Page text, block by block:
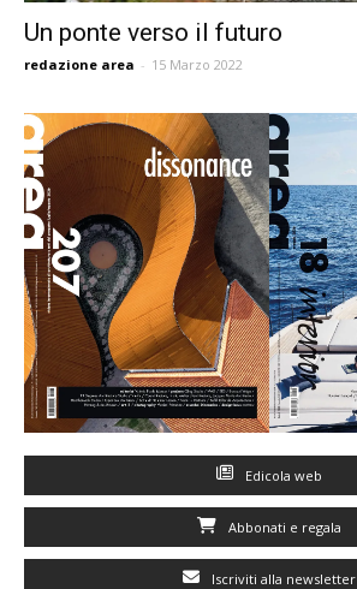
Un ponte verso il futuro
redazione area - 15 Marzo 2022
Edicola web
Abbonati e regala
Iscriviti alla newsletter